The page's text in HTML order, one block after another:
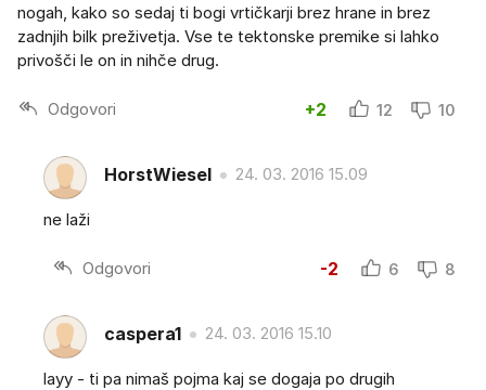
nogah, kako so sedaj ti bogi vrtičkarji brez hrane in brez
zadnjih bilk preživetja. Vse te tektonske premike si lahko
privošči le on in nihče drug.
Odgovori +2 12 10
HorstWiesel 24. 03. 2016 15.09
ne laži
Odgovori -2 6 8
caspera1 24. 03. 2016 15.10
layy - ti pa nimaš pojma kaj se dogaja po drugih